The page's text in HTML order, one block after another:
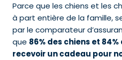
Parce que les chiens et les
à part entière de la famille,
par le comparateur
que 86% des chiens et
recevoir un cadeau pour